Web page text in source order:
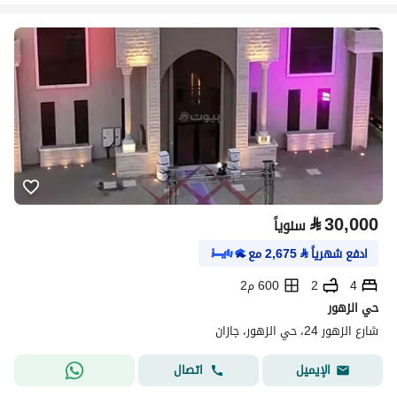
⃁30,000 سنوياً
ادفع شهرياً⃁
2,675مع
4
2
600 م2
حي الزهور
شارع الزهور 24، حي الزهور، جازان
الإيميل
اتصال